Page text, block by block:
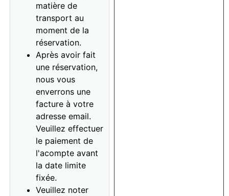
matière de
transport au
moment de la
réservation.
Après avoir fait
une réservation,
nous vous
enverrons une
facture à votre
adresse email.
Veuillez effectuer
le paiement de
l'acompte avant
la date limite
fixée.
Veuillez noter